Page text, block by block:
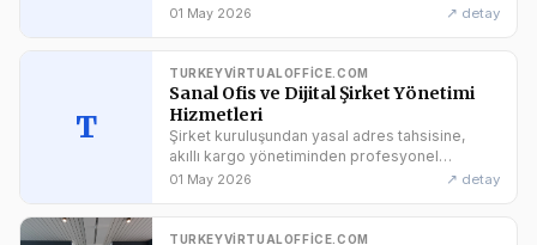
ekosistemimizle tanışın.
01 May 2026 ↗ detay
T
TURKEYVIRTUALOFFICE.COM
Sanal Ofis ve Dijital Şirket Yönetimi
Hizmetleri
Şirket kuruluşundan yasal adres tahsisine,
akıllı kargo yönetiminden profesyonel
sekreteryaya kadar tüm iş süreçlerinizi
01 May 2026 ↗ detay
TURKEYVIRTUALOFFICE.COM